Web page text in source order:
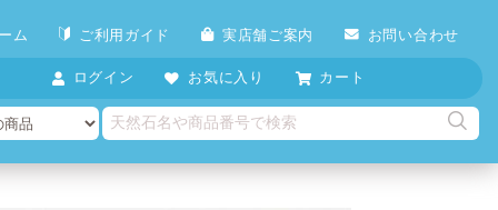
ム ご利用ガイド 実店舗ご案内 お問い合わせ
ログイン お気に入り カート